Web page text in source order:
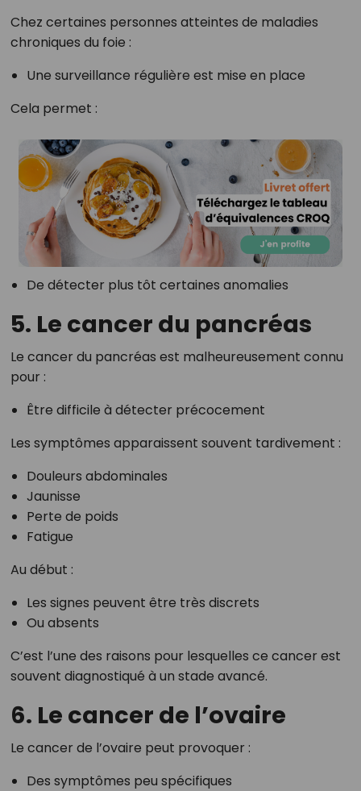
Chez certaines personnes atteintes de maladies
chroniques du foie :
Une surveillance régulière est mise en place
Cela permet :
De détecter plus tôt certaines anomalies
5. Le cancer du pancréas
Le cancer du pancréas est malheureusement connu
pour :
Être difficile à détecter précocement
Les symptômes apparaissent souvent tardivement :
Douleurs abdominales
Jaunisse
Perte de poids
Fatigue
Au début :
Les signes peuvent être très discrets
Ou absents
C’est l’une des raisons pour lesquelles ce cancer est
souvent diagnostiqué à un stade avancé.
6. Le cancer de l’ovaire
Le cancer de l’ovaire peut provoquer :
Des symptômes peu spécifiques